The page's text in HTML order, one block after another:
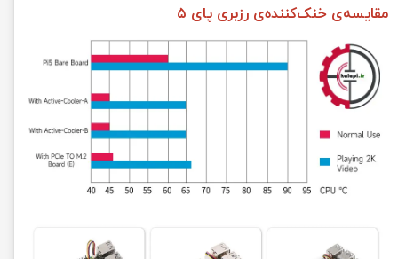
مقایسه‌ی خنک‌کننده‌ی رزبری پای ۵